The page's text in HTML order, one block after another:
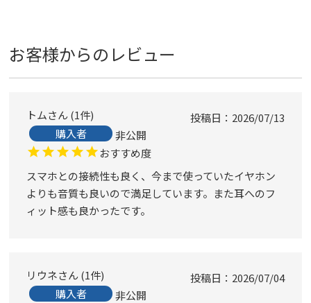
お客様からのレビュー
トム 1件
購入者
非公開
投稿日 2026/07/13
おすすめ度
スマホとの接続性も良く、今まで使っていたイヤホン
よりも音質も良いので満足しています。また耳へのフ
ィット感も良かったです。
リウネ 1件
購入者
非公開
投稿日 2026/07/04